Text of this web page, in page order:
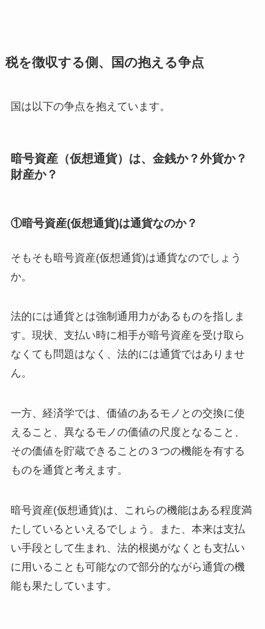
税を徴収する側、国の抱える争点
国は以下の争点を抱えています。
暗号資産（仮想通貨）は、金銭か？外貨か？
財産か？
①暗号資産(仮想通貨)は通貨なのか？
そもそも暗号資産(仮想通貨)は通貨なのでしょう
か。
法的には通貨とは強制通用力があるものを指しま
す。現状、支払い時に相手が暗号資産を受け取ら
なくても問題はなく、法的には通貨ではありませ
ん。
一方、経済学では、価値のあるモノとの交換に使
えること、異なるモノの価値の尺度となること、
その価値を貯蔵できることの３つの機能を有する
ものを通貨と考えます。
暗号資産(仮想通貨)は、これらの機能はある程度満
たしているといえるでしょう。また、本来は支払
い手段として生まれ、法的根拠がなくとも支払い
に用いることも可能なので部分的ながら通貨の機
能も果たしています。